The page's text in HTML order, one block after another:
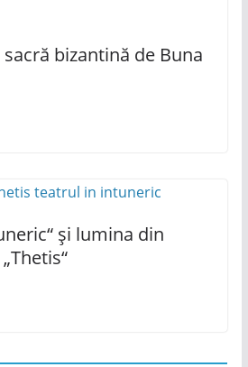
bizantină de Buna
și lumina din